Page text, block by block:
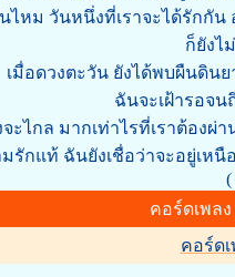
ไหม วันหนึ่งที่เราจะได้รักกัน
ก็ยังไ
เมื่อดวงตะวัน ยังได้พบผืนดินย
ฉันจะเฝ้ารอจ
ะไกล มากเท่าไรที่เราต้องผ่
รักแท้ ฉันยังเชื่อว่าจะอยู่เห
คอร์ดเพลง
คอร์ด